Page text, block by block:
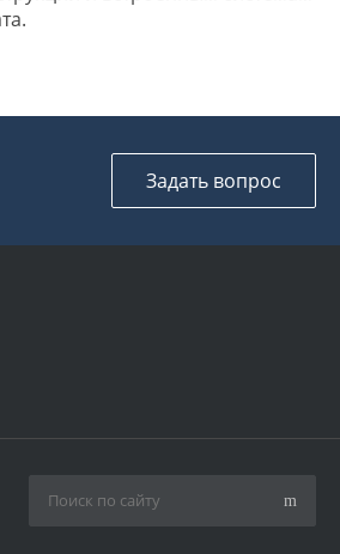
Задать вопрос